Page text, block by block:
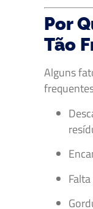
Por
Tão
Alguns